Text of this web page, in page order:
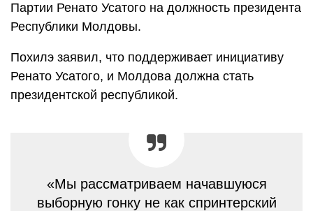
Партии Ренато Усатого на должность президента
Республики Молдовы.
Похилэ заявил, что поддерживает инициативу
Ренато Усатого, и Молдова должна стать
президентской республикой.
«Мы рассматриваем начавшуюся
выборную гонку не как спринтерский